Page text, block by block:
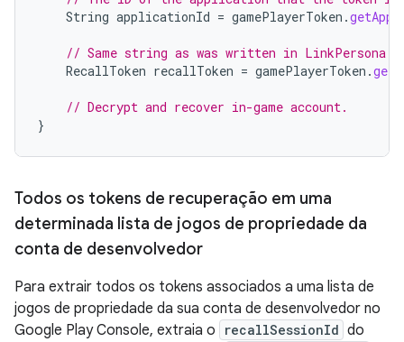
String applicationId = gamePlayerToken .
// Same string as was written in LinkPersona
RecallToken recallToken = gamePlayerToken .
// Decrypt and recover in-game account.
}
Todos os tokens de recuperação em uma
determinada lista de jogos de propriedade da
conta de desenvolvedor
Para extrair todos os tokens associados a uma lista de
jogos de propriedade da sua conta de desenvolvedor no
Google Play Console, extraia o
recallSessionId do